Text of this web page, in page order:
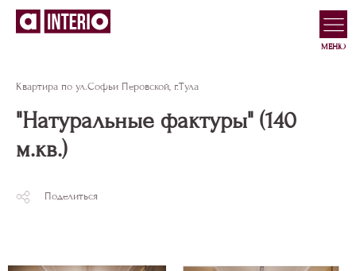
МЕНЮ
Квартира по ул.Софьи Перовской, г.Тула
"Натуральные фактуры" (140
м.кв.)
Поделиться